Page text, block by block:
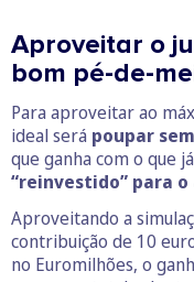
Aproveitar o
bom pé-de-
Para aproveitar ao
ideal será poupar
que ganha com o que
“reinvestido” para
Aproveitando a
contribuição de 10
no Euromilhões, o